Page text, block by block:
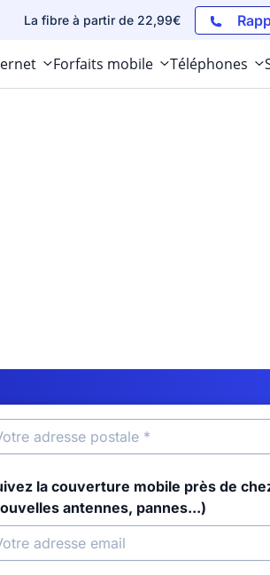
La fibre à partir de 22,99€
Forfaits mobile Téléphones
la couverture mobile près de
antennes, pannes...)